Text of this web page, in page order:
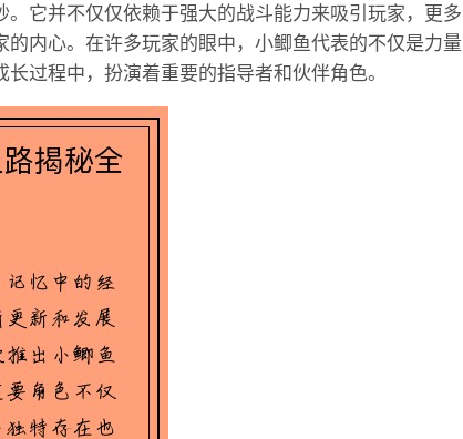
它并不仅仅依赖于强大的战斗能力来吸引玩家，更多
内心。在许多玩家的眼中，小鲫鱼代表的不仅是力量
过程中，扮演着重要的指导者和伙伴角色。